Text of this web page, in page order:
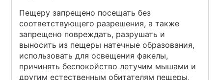
Пещеру запрещено посещать без
соответствующего разрешения, а также
запрещено повреждать, разрушать и
выносить из пещеры натечные образования,
использовать для освещения факелы,
причинять беспокойство летучим мышами и
другим естественным обитателям пещеры,